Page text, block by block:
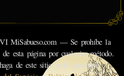
— Se prohíbe la
esta página por cualquier método.
de este sitio web constituye